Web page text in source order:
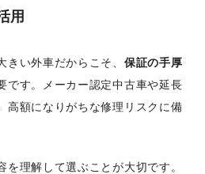
用
い外車だからこそ、 保証の手厚
です。メーカー認定中古車や延長
高額になりがちな修理リスクに備
理解して選ぶことが大切です。